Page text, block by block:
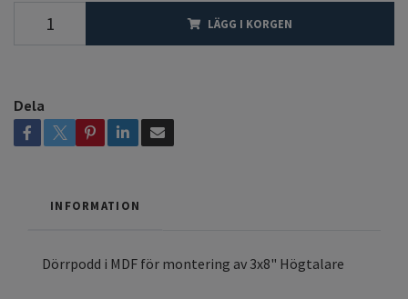
LÄGG I KORGEN
Dela
INFORMATION
Dörrpodd i MDF för montering av 3x8" Högtalare